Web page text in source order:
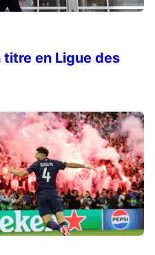
titre en Ligue des